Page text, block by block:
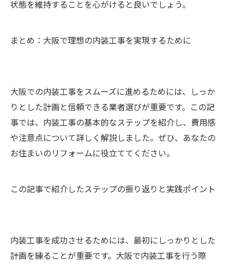
状態を維持することを心がけると良いでしょう。
まとめ：大阪で理想の内装工事を実現するために
大阪での内装工事をスムーズに進めるためには、しっか
りとした計画と信頼できる業者選びが重要です。この記
事では、内装工事の基本的なステップを紹介し、費用感
や注意点について詳しく解説しました。ぜひ、あなたの
お住まいのリフォームに役立ててください。
この記事で紹介したステップの振り返りと実践ポイント
内装工事を成功させるためには、最初にしっかりとした
計画を練ることが重要です。大阪で内装工事を行う際